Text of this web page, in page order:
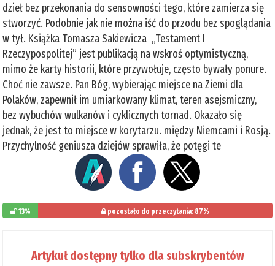
dzieł bez przekonania do sensowności tego, które zamierza się
stworzyć. Podobnie jak nie można iść do przodu bez spoglądania
w tył. Książka Tomasza Sakiewicza „Testament I
Rzeczypospolitej” jest publikacją na wskroś optymistyczną,
mimo że karty historii, które przywołuje, często bywały ponure.
Choć nie zawsze. Pan Bóg, wybierając miejsce na Ziemi dla
Polaków, zapewnił im umiarkowany klimat, teren asejsmiczny,
bez wybuchów wulkanów i cyklicznych tornad. Okazało się
jednak, że jest to miejsce w korytarzu. między Niemcami i Rosją.
Przychylność geniusza dziejów sprawiła, że potęgi te
13% pozostało do przeczytania: 87%
Artykuł dostępny tylko dla subskrybentów